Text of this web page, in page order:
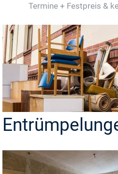
Termine + Festpreis &